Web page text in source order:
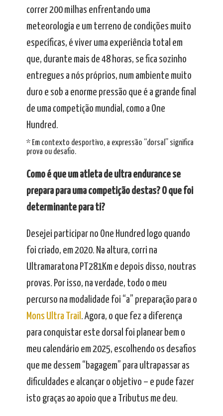
correr 200 milhas enfrentando uma
meteorologia e um terreno de condições muito
específicas, é viver uma experiência total em
que, durante mais de 48 horas, se fica sozinho
entregues a nós próprios, num ambiente muito
duro e sob a enorme pressão que é a grande final
de uma competição mundial, como a One
Hundred.
* Em contexto desportivo, a expressão “dorsal” significa
prova ou desafio.
Como é que um atleta de ultra endurance se
prepara para uma competição destas? O que foi
determinante para ti?
Desejei participar no One Hundred logo quando
foi criado, em 2020. Na altura, corri na
Ultramaratona PT281Km e depois disso, noutras
provas. Por isso, na verdade, todo o meu
percurso na modalidade foi “a” preparação para o
Mons Ultra Trail . Agora, o que fez a diferença
para conquistar este dorsal foi planear bem o
meu calendário em 2025, escolhendo os desafios
que me dessem “bagagem” para ultrapassar as
dificuldades e alcançar o objetivo – e pude fazer
isto graças ao apoio que a Tributus me deu.